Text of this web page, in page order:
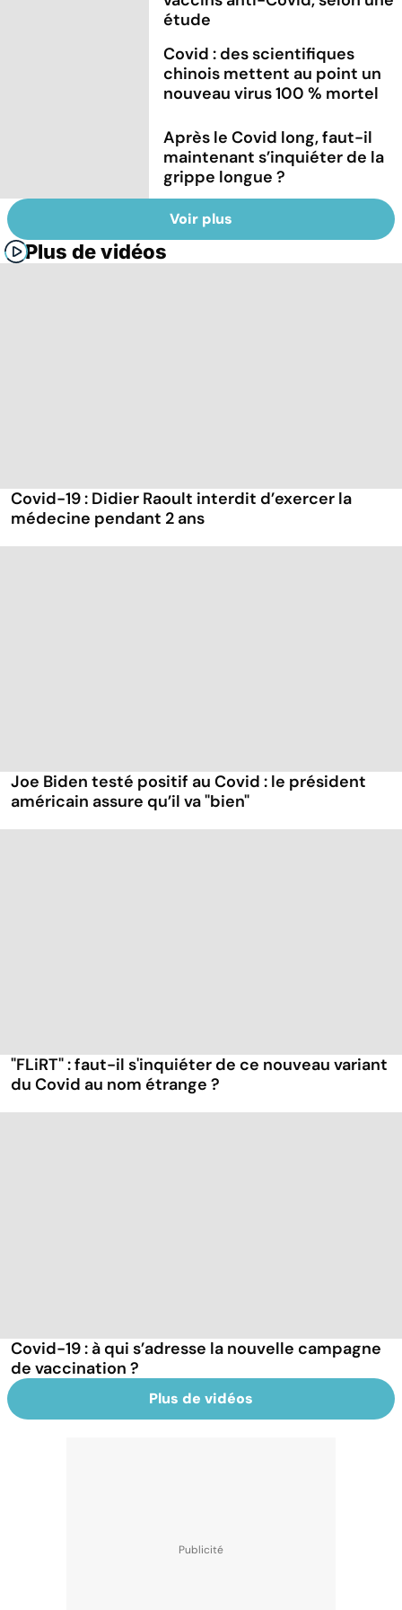
étude
Covid : des scientifiques
chinois mettent au point un
nouveau virus 100 % mortel
Après le Covid long, faut-il
maintenant s’inquiéter de la
grippe longue ?
Voir plus
Plus de vidéos
Covid-19 : Didier Raoult interdit d’exercer la
médecine pendant 2 ans
Joe Biden testé positif au Covid : le président
américain assure qu’il va "bien"
"FLiRT" : faut-il s'inquiéter de ce nouveau variant
du Covid au nom étrange ?
Covid-19 : à qui s’adresse la nouvelle campagne
de vaccination ?
Plus de vidéos